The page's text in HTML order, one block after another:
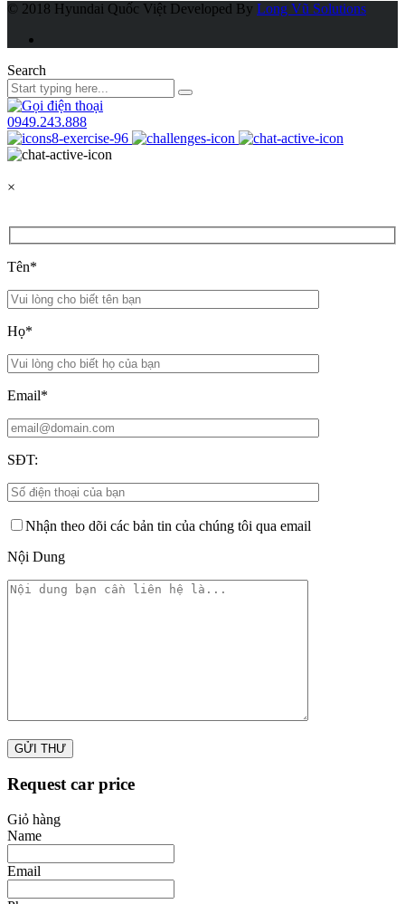
© 2018 Hyundai Quốc Việt Developed By Long Vũ Solutions
Search
0949.243.888
×
Tên*
Họ*
Email*
SĐT:
Nhận theo dõi các bản tin của chúng tôi qua email
Nội Dung
Request car price
Giỏ hàng
Name
Email